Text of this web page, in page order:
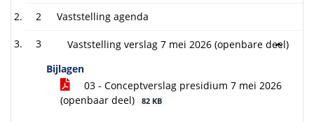
2 Vaststelling agenda
3
Vaststelling verslag 7 mei 2026 (openbare deel)
Bijlagen
03 - Conceptverslag presidium 7 mei 2026
(openbaar deel)
82 KB